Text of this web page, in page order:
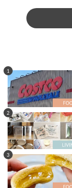
1
2
3